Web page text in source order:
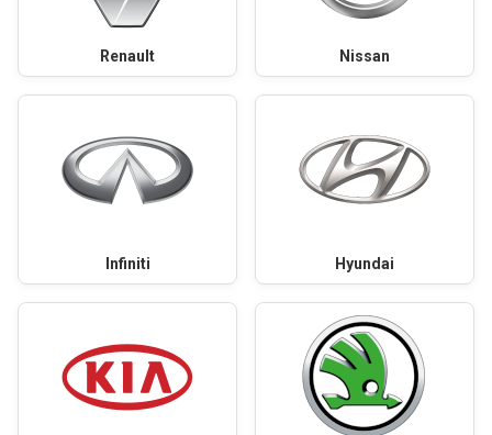
Renault Nissan
Infiniti Hyundai